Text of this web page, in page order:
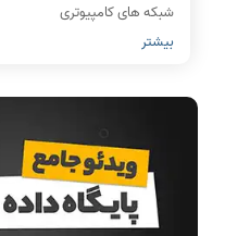
شبکه های کامپیوتری
مشاغل رشته کامپیوتر
مدار منطقی
ساختمان داده
طراحی الگوریتم
بیشتر